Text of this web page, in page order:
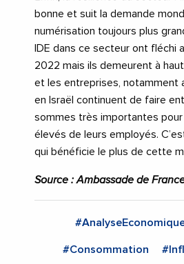
bonne et suit la demande
numérisation toujours plus
IDE dans ce secteur ont fléchi
2022 mais ils demeurent à
et les entreprises, notamment
en Israël continuent de faire
sommes très importantes pour
élevés de leurs employés.
qui bénéficie le plus de cette
Source : Ambassade de
#Consommation